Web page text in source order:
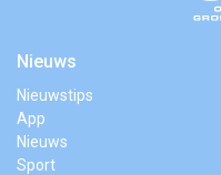
Nieuws
Nieuwstips
App
Nieuws
Sport